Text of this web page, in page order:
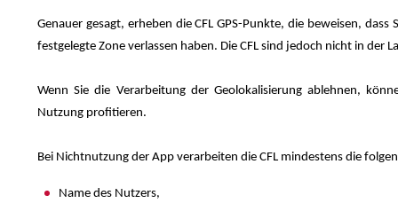
Genauer gesagt, erheben die CFL GPS-Punkte, die beweisen, dass
festgelegte Zone verlassen haben. Die CFL sind jedoch nicht in der
Wenn Sie die Verarbeitung der Geolokalisierung ablehnen,
Nutzung profitieren.
Bei Nichtnutzung der App verarbeiten die CFL mindestens die
Name des Nutzers,